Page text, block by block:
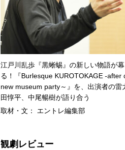
江戸川乱歩『黒蜥蜴』の新しい物語が
る！『Burlesque KUROTOKAGE -after
new museum party～』を、出演者の雷
田惇平、中尾暢樹が語り合う
取材・文： エントレ編集部
観劇レビュー